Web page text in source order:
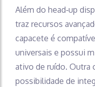
Além do head‑up
traz recursos
capacete é
universais e possui
ativo de ruído. Outra
possibilidade de